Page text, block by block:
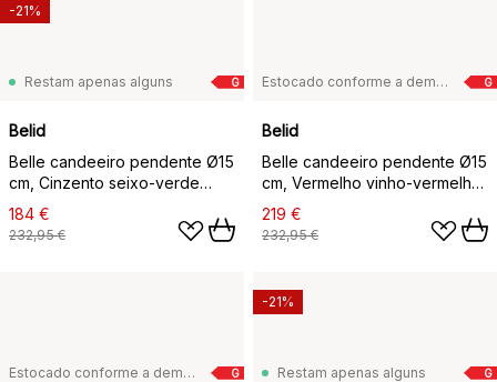
G
Restam apenas alguns
Belid
Belle candeeiro pendente Ø15
cm, Cinzento seixo-verde
musgo
184 €
232,95 €
-21%
G
Estocado conforme a demanda
Belid
Belle candeeiro pendente Ø15
cm, Vermelho vinho-vermelho
violeta
219 €
232,95 €
G
Estocado conforme a demanda G
Restam apenas alguns
-21%